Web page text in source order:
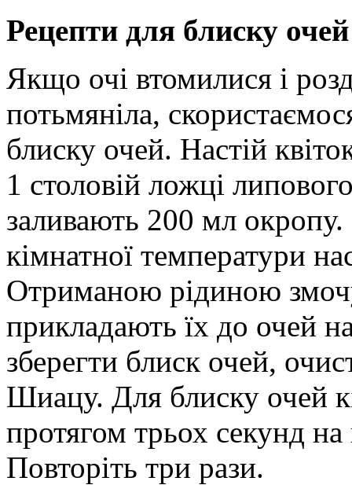
Рецепти для блиску очей
Якщо очі втомилися і
потьмяніла,
блиску очей. Настій
1 столовій ложці
заливають 200 мл
кімнатної температури
Отриманою рідиною
прикладають їх до очей
зберегти блиск очей,
Шиацу. Для блиску очей
протягом трьох секунд
Повторіть три рази.